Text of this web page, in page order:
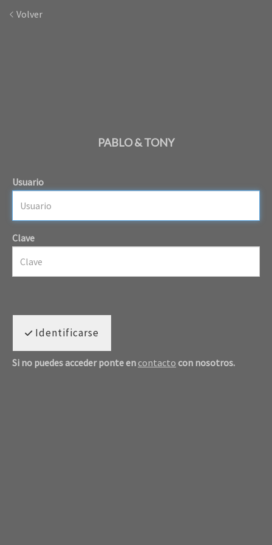
Volver
PABLO & TONY
Usuario
Clave
Identificarse
Si no puedes acceder ponte en contacto con nosotros.